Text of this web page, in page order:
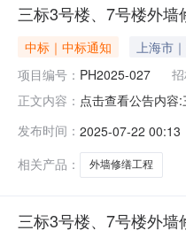
三标3号楼、7号楼外
中标｜中标通知 上海市
项目编号： PH2025-027
正文内容： 点击查看公告内容
为中标人。三、监
话：6879
发布时间： 2025-07-22 00:13
相关产品：
外墙修缮工程
三标3号楼、7号楼外